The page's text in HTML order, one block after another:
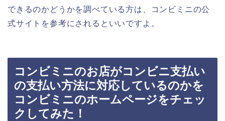
できるのかどうかを調べている方は、コンビミニの公
式サイトを参考にされるといいですよ。
コンビミニのお店がコンビニ支払い
の支払い方法に対応しているのかを
コンビミニのホームページをチェッ
クしてみた！